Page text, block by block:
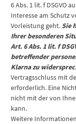
6 Abs. 1 lit. f DSGVO
Interesse am Schutz
Vorleistung geht. Sie
Ihrer besonderen
Art. 6 Abs. 1 lit. f
betreffender
Klarna zu
Vertragsschluss mit
erforderlich. Eine
nicht mit der von
kann.
Weitere